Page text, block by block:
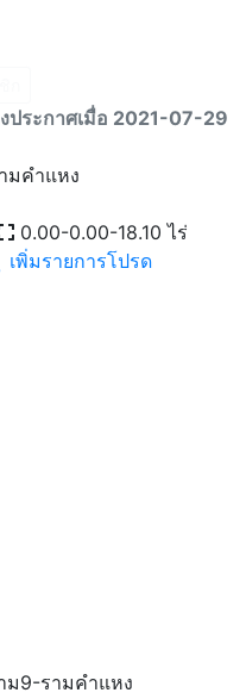
ประกาศเมื่อ 2021-07-29
มคำแหง
0.00-0.00-18.10 ไร่
เพิ่มรายการโปรด
ม9-รามคำแหง